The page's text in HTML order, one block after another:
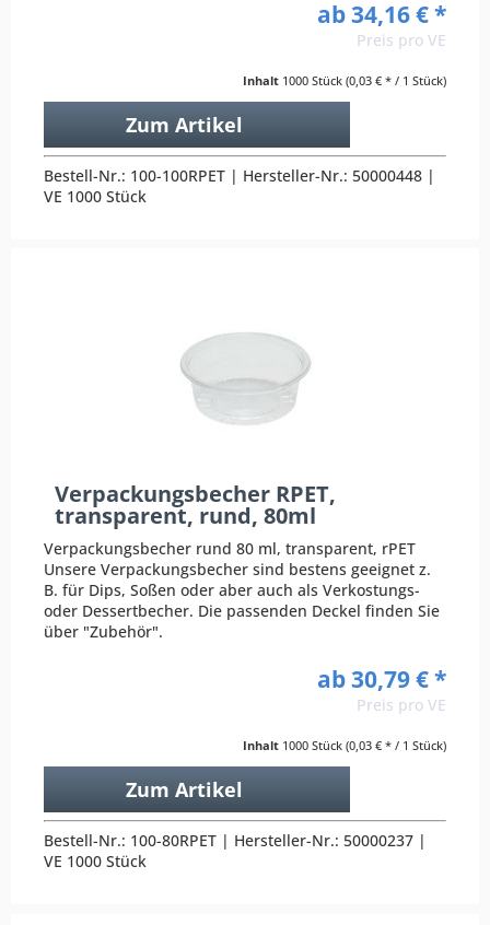
ab 34,16 € *
Preis pro VE
Inhalt 1000 Stück (0,03 € * / 1 Stück)
Zum Artikel
Bestell-Nr.: 100-100RPET | Hersteller-Nr.: 50000448 |
VE 1000 Stück
Verpackungsbecher RPET,
transparent, rund, 80ml
Verpackungsbecher rund 80 ml, transparent, rPET
Unsere Verpackungsbecher sind bestens geeignet z.
B. für Dips, Soßen oder aber auch als Verkostungs-
oder Dessertbecher. Die passenden Deckel finden Sie
über "Zubehör".
ab 30,79 € *
Preis pro VE
Inhalt 1000 Stück (0,03 € * / 1 Stück)
Zum Artikel
Bestell-Nr.: 100-80RPET | Hersteller-Nr.: 50000237 |
VE 1000 Stück